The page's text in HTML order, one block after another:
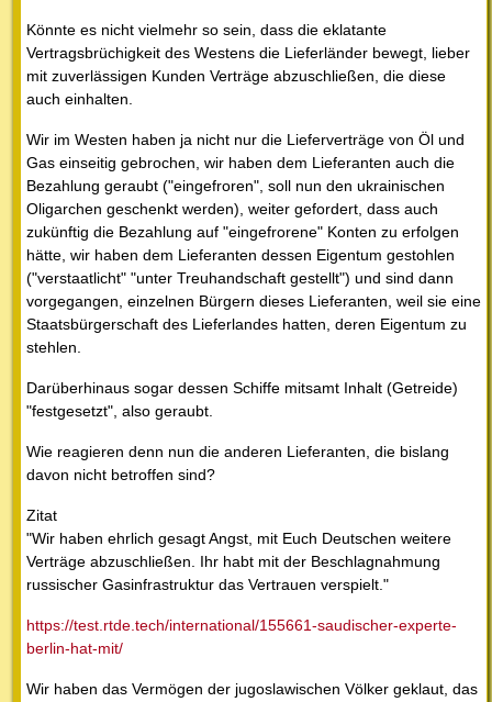
Könnte es nicht vielmehr so sein, dass die eklatante
Vertragsbrüchigkeit des Westens die Lieferländer bewegt, lieber
mit zuverlässigen Kunden Verträge abzuschließen, die diese
auch einhalten.
Wir im Westen haben ja nicht nur die Lieferverträge von Öl und
Gas einseitig gebrochen, wir haben dem Lieferanten auch die
Bezahlung geraubt ("eingefroren", soll nun den ukrainischen
Oligarchen geschenkt werden), weiter gefordert, dass auch
zukünftig die Bezahlung auf "eingefrorene" Konten zu erfolgen
hätte, wir haben dem Lieferanten dessen Eigentum gestohlen
("verstaatlicht" "unter Treuhandschaft gestellt") und sind dann
vorgegangen, einzelnen Bürgern dieses Lieferanten, weil sie eine
Staatsbürgerschaft des Lieferlandes hatten, deren Eigentum zu
stehlen.
Darüberhinaus sogar dessen Schiffe mitsamt Inhalt (Getreide)
"festgesetzt", also geraubt.
Wie reagieren denn nun die anderen Lieferanten, die bislang
davon nicht betroffen sind?
Zitat
"Wir haben ehrlich gesagt Angst, mit Euch Deutschen weitere
Verträge abzuschließen. Ihr habt mit der Beschlagnahmung
russischer Gasinfrastruktur das Vertrauen verspielt."
https://test.rtde.tech/international/155661-saudischer-experte-
berlin-hat-mit/
Wir haben das Vermögen der jugoslawischen Völker geklaut, das